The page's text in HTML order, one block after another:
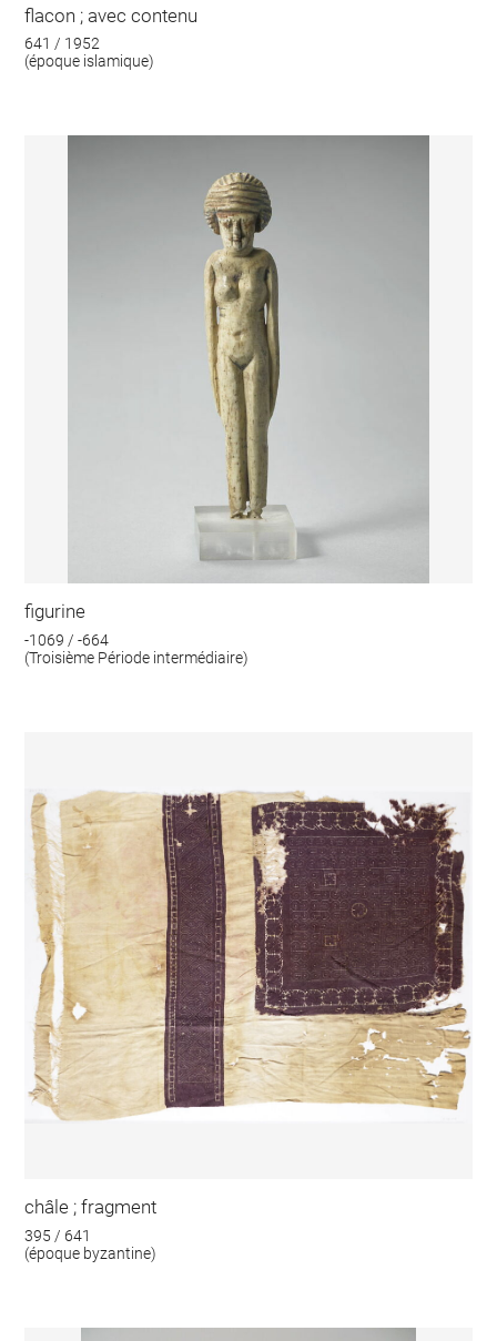
flacon ; avec contenu
641 / 1952
(époque islamique)
figurine
-1069 / -664
(Troisième Période intermédiaire)
châle ; fragment
395 / 641
(époque byzantine)